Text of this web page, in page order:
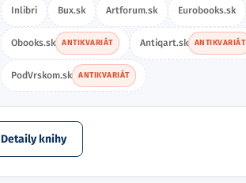
Inlibri Bux.sk Artforum.sk Eurobooks.sk
Obooks.sk ANTIKVARIÁT Antiqart.sk ANTIKVARIÁT
PodVrskom.sk ANTIKVARIÁT
Detaily knihy